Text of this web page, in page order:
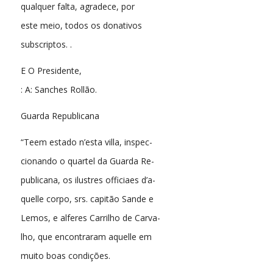
qualquer falta, agradece, por
este meio, todos os donativos
subscriptos. .
E O Presidente,
: A: Sanches Rollão.
Guarda Republicana
“Teem estado n’esta villa, inspec-
cionando o quartel da Guarda Re-
publicana, os ilustres officiaes d’a-
quelle corpo, srs. capitão Sande e
Lemos, e alferes Carrilho de Carva-
lho, que encontraram aquelle em
muito boas condições.